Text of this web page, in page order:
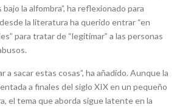
la alfombra”, ha reflexionado para
la literatura ha querido entrar “en
para tratar de “legitimar” a las personas
a sacar estas cosas”, ha añadido. Aunque la
a finales del siglo XIX en un pequeño
el tema que aborda sigue latente en la